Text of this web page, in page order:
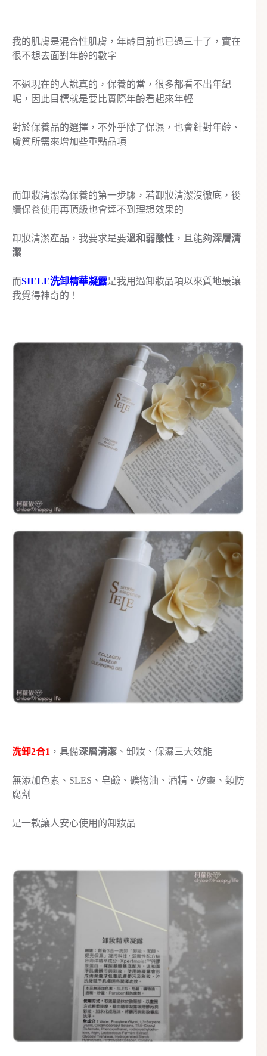
我的肌膚是混合性肌膚，年齡目前也已過三十了，實在
很不想去面對年齡的數字
不過現在的人說真的，保養的當，很多都看不出年紀
呢，因此目標就是要比實際年齡看起來年輕
對於保養品的選擇，不外乎除了保濕，也會針對年齡、
膚質所需來增加些重點品項
而卸妝清潔為保養的第一步驟，若卸妝清潔沒徹底，後
續保養使用再頂級也會達不到理想效果的
卸妝清潔產品，我要求是要溫和弱酸性 ，且能夠深層清
潔
而SIELE洗卸精華凝露是我用過卸妝品項以來質地最讓
我覺得神奇的！
洗卸2合1 ，具備深層清潔 、卸妝、保濕三大效能
無添加色素、SLES、皂鹼、礦物油、酒精、矽靈、類防
腐劑
是一款讓人安心使用的卸妝品